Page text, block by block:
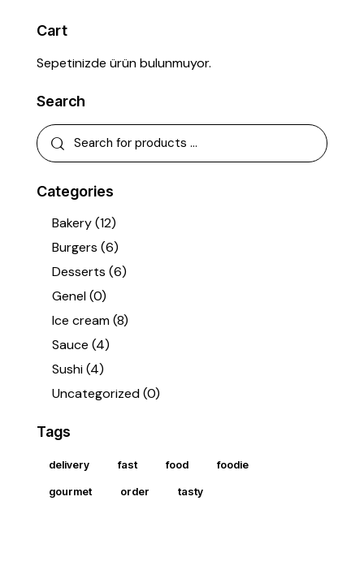
Cart
Sepetinizde ürün bulunmuyor.
Search
Categories
Bakery(12)
Burgers (6)
Desserts (6)
Genel(0)
Ice cream(8)
Sauce (4)
Sushi(4)
Uncategorized(0)
Tags
delivery fast food foodie
gourmet order tasty